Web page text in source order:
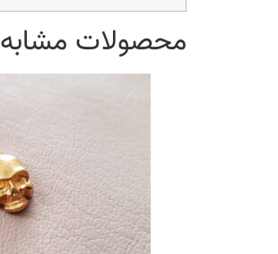
محصولات مشابه